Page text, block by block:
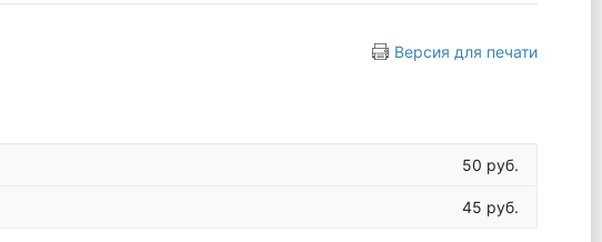
Версия для печати
50 руб.
45 руб.